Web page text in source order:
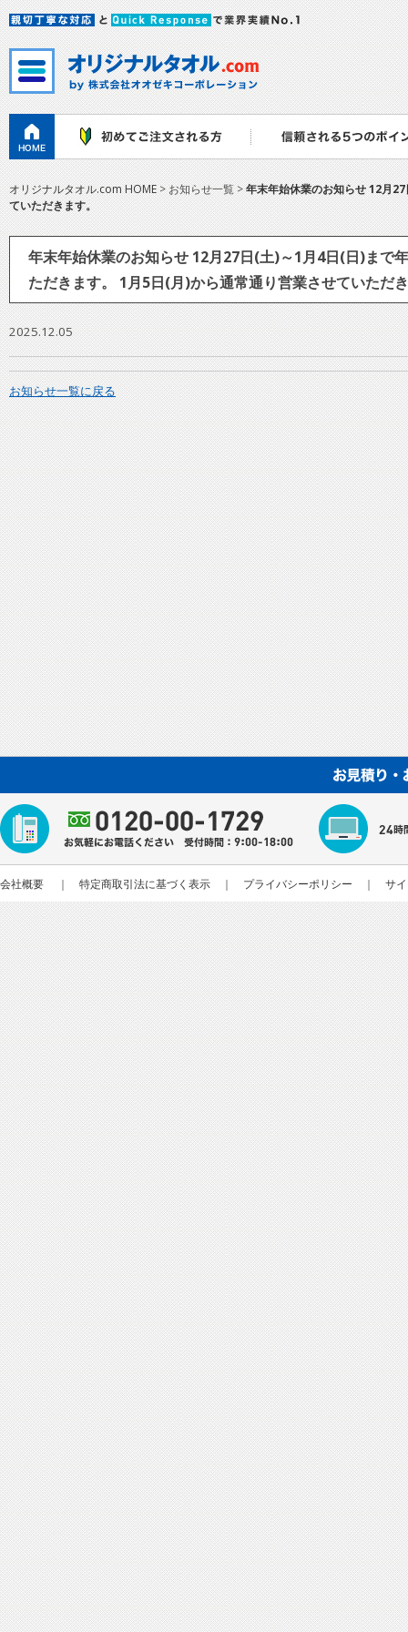
オリジナルタオル.com HOME> お知らせ一覧 >年末年始休業のお知らせ 12月
ていただきます。
年末年始休業のお知らせ 12月27日(土)～1月4日(日)まで
ただきます。 1月5日(月)から通常通り営業させていただ
2025.12.05
お知らせ一覧に戻る
会社概要 ｜ 特定商取引法に基づく表示 ｜ プライバシーポリシー ｜ サ